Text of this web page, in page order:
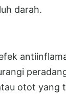
darah.
otot yang